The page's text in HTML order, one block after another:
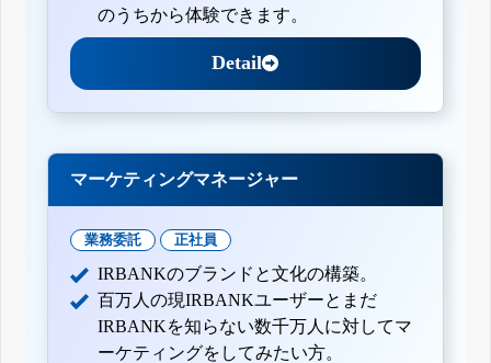
のうちから体験できます。
Detail
マーケティングマネージャー
業務委託 正社員
IRBANKのブランドと文化の構築。
百万人の現IRBANKユーザーとまだ
IRBANKを知らない数千万人に対してマ
ーケティングをしてみたい方。